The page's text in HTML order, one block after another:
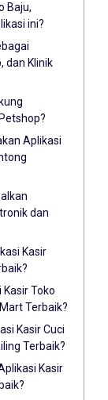
Baju,
ini?
dan Klinik
Aplikasi
dan
Kasir
Toko
Terbaik?
Kasir Cuci
Terbaik?
Kasir